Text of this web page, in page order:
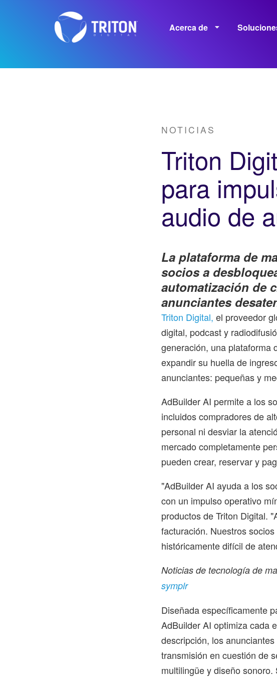
Acerca de
NOTICIAS
Triton
para
audio de
La plataforma de
socios a
automatización de
anunciantes
Triton Digital, el proveedor
digital, podcast y
generación, una plataforma
expandir su huella de
anunciantes: pequeñas y
AdBuilder AI permite a los
incluidos compradores de
personal ni desviar la
mercado completamente
pueden crear, reservar y
"AdBuilder AI ayuda a los
con un impulso operativo
productos de Triton Digital.
facturación. Nuestros
históricamente difícil de
Noticias de tecnología de
symplr
Diseñada específicamente
AdBuilder AI optimiza cada
descripción, los
transmisión en cuestión de
multilingüe y diseño